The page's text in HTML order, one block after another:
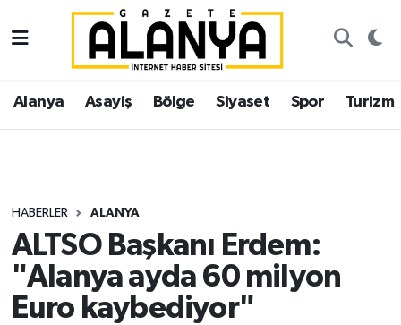
Alanya Asayiş Bölge Siyaset Spor Turizm
HABERLER ALANYA
ALTSO Başkanı Erdem:
"Alanya ayda 60 milyon
Euro kaybediyor"
Alanya
Asayiş
Siyaset
Spor
Turizm
İstanbul Nöbetçi Eczaneler
İstanbul Hava Durumu
Süper Lig Puan Durumu ve Fikstür
Tüm Manşetler
Son Dakika Haberleri